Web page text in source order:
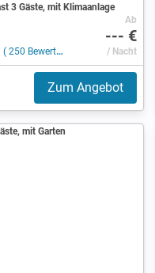
3 Gäste, mit Klimaanlage
( 250 Bewertungen )
Ab
--- €
/ Nacht
Zum Angebot